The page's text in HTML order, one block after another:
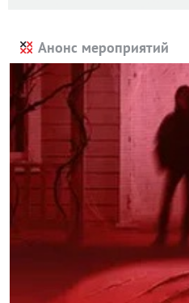
Анонс мероприятий